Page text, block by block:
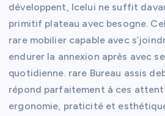
développent, Icelui ne suffit
primitif plateau avec besogne.
rare mobilier capable avec
endurer la annexion après avec
quotidienne. rare Bureau assis
répond parfaitement à ces
ergonomie, praticité et